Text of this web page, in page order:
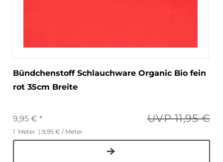
Bündchenstoff Schlauchware Organic Bio fein
rot 35cm Breite
UVP 11,95 €
9,95 € *
1 Meter | 9,95 € / Meter